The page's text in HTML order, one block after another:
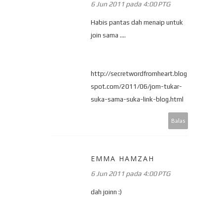
6 Jun 2011 pada 4:00 PTG
Habis pantas dah menaip untuk
join sama ....
http://secretwordfromheart.blog
spot.com/2011/06/jom-tukar-
suka-sama-suka-link-blog.html
Balas
EMMA HAMZAH
6 Jun 2011 pada 4:00 PTG
dah joinn :)